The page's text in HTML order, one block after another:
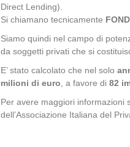
Direct Lending).
Si chiamano tecnicamente
Siamo quindi nel campo di
da soggetti privati che si
E’ stato calcolato che nel solo
milioni di euro, a favore di 82
Per avere maggiori informazioni
dell’Associazione Italiana del